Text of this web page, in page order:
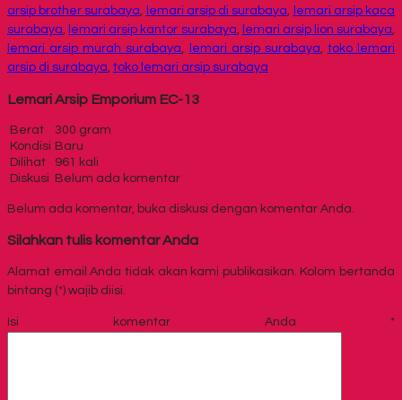
arsip brother surabaya, lemari arsip di surabaya, lemari arsip kaca
surabaya, lemari arsip kantor surabaya, lemari arsip lion surabaya,
lemari arsip murah surabaya, lemari arsip surabaya, toko lemari
arsip di surabaya, toko lemari arsip surabaya
Lemari Arsip Emporium EC-13
Berat
300 gram
Kondisi Baru
Dilihat
961 kali
Diskusi
Belum ada komentar
Belum ada komentar, buka diskusi dengan komentar Anda.
Silahkan tulis komentar Anda
Alamat email Anda tidak akan kami publikasikan. Kolom bertanda
bintang (*) wajib diisi.
Isi komentar Anda *